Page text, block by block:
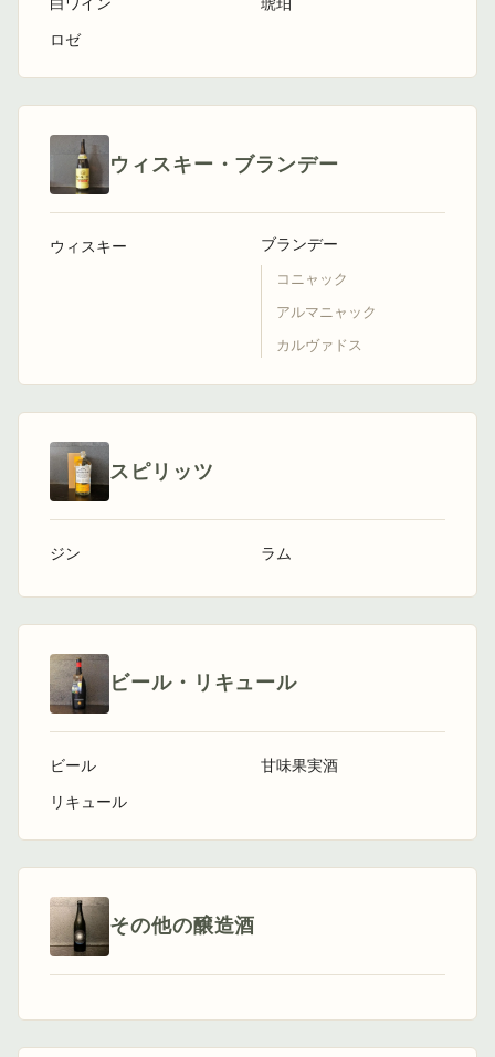
白ワイン
ロゼ
琥珀
ウィスキー・ブランデー
ウィスキー ブランデー
コニャック
アルマニャック
カルヴァドス
スピリッツ
ジン ラム
ビール・リキュール
ビール
リキュール
甘味果実酒
その他の醸造酒